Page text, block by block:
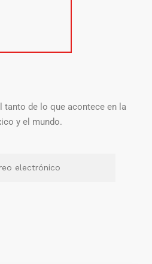
tanto de lo que acontece en la
y el mundo.